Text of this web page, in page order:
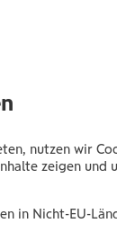
nutzen wir
zeigen und
in Nicht-EU-